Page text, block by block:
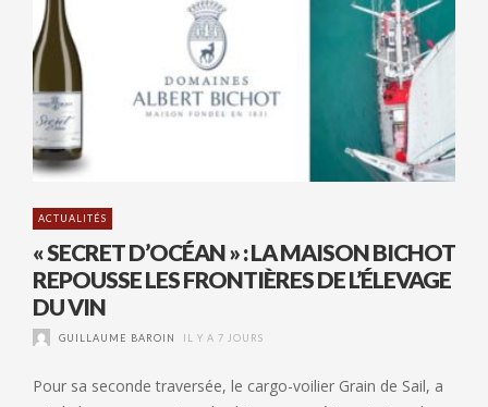
ACTUALITÉS
« SECRET D’OCÉAN » : LA MAISON BICHOT
REPOUSSE LES FRONTIÈRES DE L’ÉLEVAGE
DU VIN
GUILLAUME BAROIN IL Y A 7 JOURS
Pour sa seconde traversée, le cargo-voilier Grain de Sail, a